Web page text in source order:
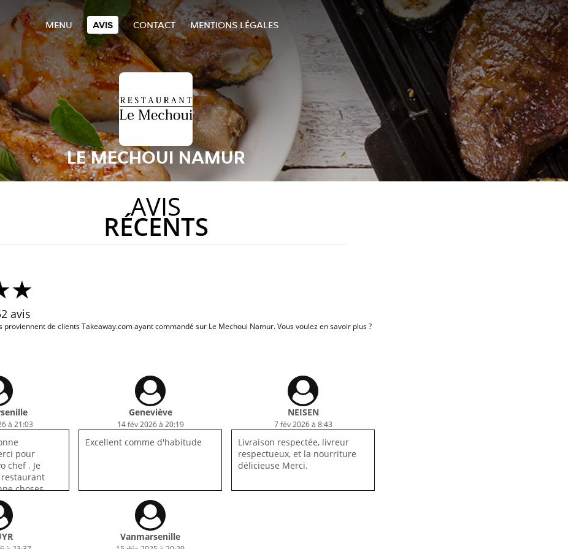
MENU AVIS CONTACT MENTIONS LÉGALES
LE MECHOUI NAMUR
AVIS
RÉCENTS
avis
proviennent de clients Takeaway.com ayant commandé sur Le Mechoui Namur. Vous voulez en savoir plus ?
à 21:03
pour
chef . Je
choses
Geneviève
14 fév 2026 à 20:19
Excellent comme d'habitude
NEISEN
7 fév 2026 à 8:43
Livraison respectée, livreur
respectueux, et la nourriture
délicieuse Merci.
Vanmarsenille